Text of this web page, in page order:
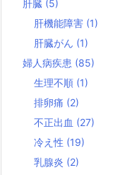
肝臓 (5)
肝機能障害 (1)
肝臓がん (1)
婦人病疾患 (85)
生理不順 (1)
排卵痛 (2)
不正出血 (27)
冷え性 (19)
乳腺炎 (2)